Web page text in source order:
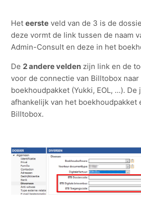
Heteerste veld van de 3 is de
deze vormt de link tussen de naam
Admin-Consult en deze in het
De 2 andere velden zijn link en de
voor de connectie van Billtobox naar
boekhoudpakket (Yukki, EOL, ...).
afhankelijk van het boekhoudpakket
Billtobox.